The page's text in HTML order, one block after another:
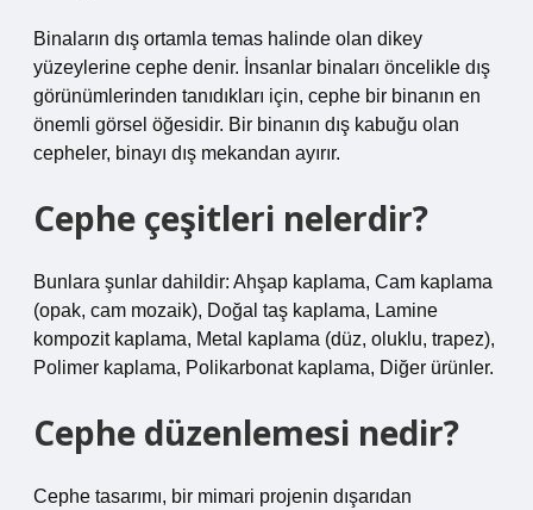
Binaların dış ortamla temas halinde olan dikey
yüzeylerine cephe denir. İnsanlar binaları öncelikle dış
görünümlerinden tanıdıkları için, cephe bir binanın en
önemli görsel öğesidir. Bir binanın dış kabuğu olan
cepheler, binayı dış mekandan ayırır.
Cephe çeşitleri nelerdir?
Bunlara şunlar dahildir: Ahşap kaplama, Cam kaplama
(opak, cam mozaik), Doğal taş kaplama, Lamine
kompozit kaplama, Metal kaplama (düz, oluklu, trapez),
Polimer kaplama, Polikarbonat kaplama, Diğer ürünler.
Cephe düzenlemesi nedir?
Cephe tasarımı, bir mimari projenin dışarıdan